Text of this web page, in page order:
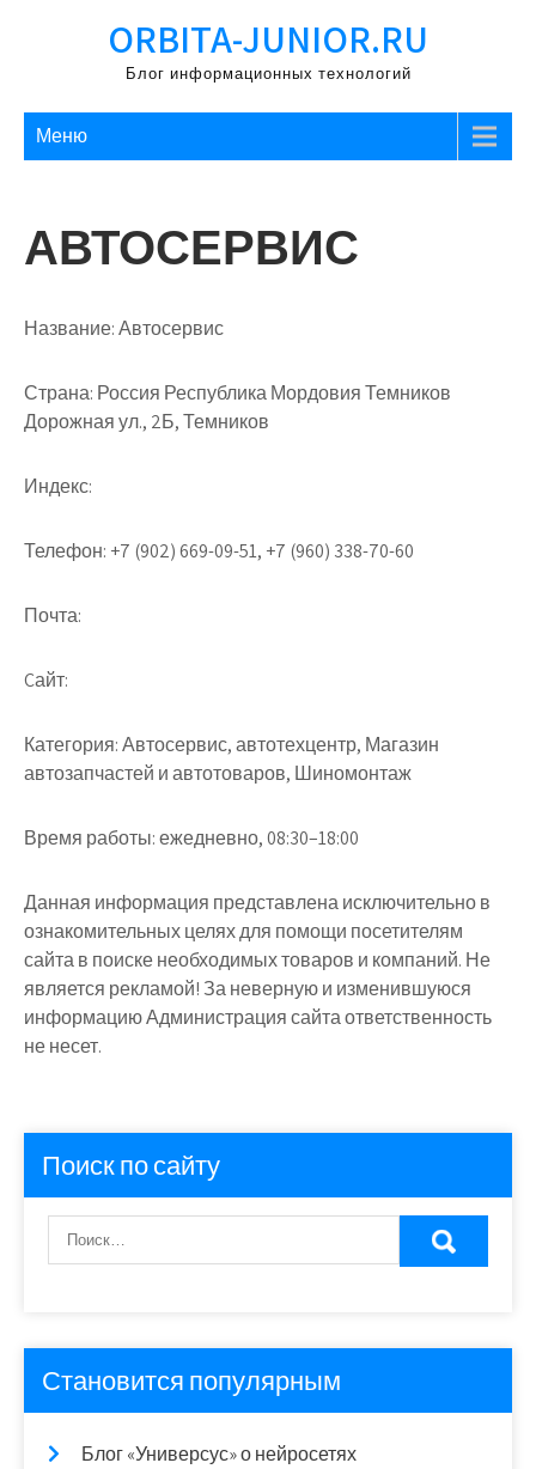
ORBITA-JUNIOR.RU
Блог информационных технологий
Меню
АВТОСЕРВИС
Название:Автосервис
Страна: Россия Республика Мордовия Темников
Дорожная ул., 2Б, Темников
Индекс:
Телефон: +7 (902) 669-09-51, +7 (960) 338-70-60
Почта:
Cайт:
Категория:Автосервис, автотехцентр, Магазин
автозапчастей и автотоваров, Шиномонтаж
Время работы:ежедневно, 08:30–18:00
Данная информация представлена исключительно в
ознакомительных целях для помощи посетителям
сайта в поиске необходимых товаров и компаний. Не
является рекламой! За неверную и изменившуюся
информацию Администрация сайта ответственность
не несет.
Поиск по сайту
Становится популярным
Блог «Универсус» о нейросетях